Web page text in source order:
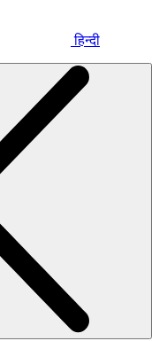
हिन्दी